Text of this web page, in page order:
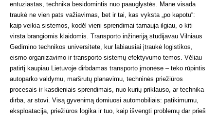
entuziastas, technika besidomintis nuo paauglystės. Mane visada
traukė ne vien pats važiavimas, bet ir tai, kas vyksta „po kapotu“:
kaip veikia sistemos, kodėl vieni sprendimai tarnauja ilgiau, o kiti
virsta brangiomis klaidomis. Transporto inžineriją studijavau Vilniaus
Gedimino technikos universitete, kur labiausiai įtraukė logistikos,
eismo organizavimo ir transporto sistemų efektyvumo temos. Vėliau
patirtį kaupiau Lietuvoje dirbdamas transporto įmonėse – teko rūpintis
autoparko valdymu, maršrutų planavimu, techninės priežiūros
procesais ir kasdieniais sprendimais, nuo kurių priklauso, ar technika
dirba, ar stovi. Visą gyvenimą domiuosi automobiliais: patikimumu,
eksploatacija, priežiūros logika ir tuo, kaip išvengti problemų dar prieš